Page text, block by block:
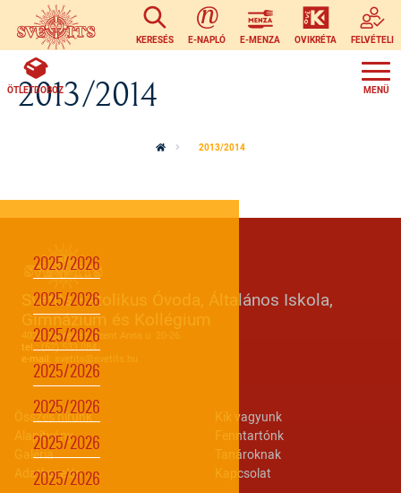
Ugrás a tartalomra
KERESÉS E-NAPLÓ E-MENZA OVIKRÉTA FELVÉTELI
ÖTLETDOBOZ
2013/2014
2013/2014
2025/2026
2025/2026
2025/2026
2025/2026
2025/2026
2025/2026
2025/2026
Svetits Katolikus Óvoda, Általános Iskola,
Gimnázium és Kollégium
4024 Debrecen, Szent Anna u. 20-26.
tel.:
(52) 533 084
e-mail:
svetits@svetits.hu
Lábléc 2
Összes hírünk
Alapítvány
Galéria
Adatkezelés
Footer menu
Kik vagyunk
Fenntartónk
Tanároknak
Kapcsolat